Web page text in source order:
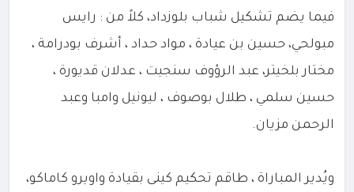
فيما يضم تشكيل شباب بلوزداد، كلاً من : رايس
مبولحي، حسين بن عيادة ، مواد حداد ، أشرف بودرامة ،
مختار بلخيتر، عبد الرؤوف سنجيت ، عدلان قديورة ،
حسين سلمي ، طلال بوصوف ، ليونيل وامبا وعبد
الرحمن مزيان.
ويُدير المباراة ، طاقم تحكيم كينى بقيادة واويرو كاماكو،